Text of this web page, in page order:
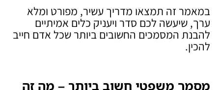
במאמר זה תמצאו מדריך עשיר, מפורט ומלא
ערך, שיעשה לכם סדר ויעניק כלים אמיתיים
להבנת המסמכים החשובים ביותר שכל אדם חייב
להכין.
מסמך משפטי חשוב ביותר – מה זה